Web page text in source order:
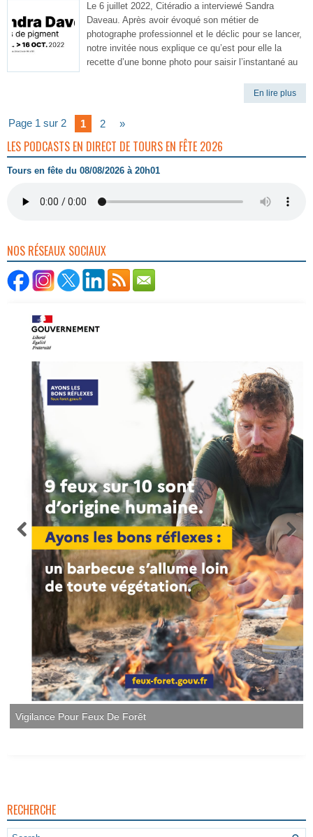
Le 6 juillet 2022, Citéradio a interviewé Sandra
Daveau. Après avoir évoqué son métier de
photographe professionnel et le déclic pour se lancer,
notre invitée nous explique ce qu’est pour elle la
recette d’une bonne photo pour saisir l’instantané au
En lire plus
Page 1 sur 2 1 2 »
LES PODCASTS EN DIRECT DE TOURS EN FÊTE 2026
Tours en fête du 08/08/2026 à 20h01
NOS RÉSEAUX SOCIAUX
RECHERCHE